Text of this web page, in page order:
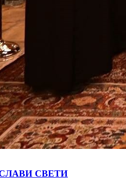
СВЕТИ